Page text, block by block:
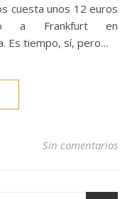
cuesta unos 12 euros
a Frankfurt en
Es tiempo, sí, pero…
Sin comentarios